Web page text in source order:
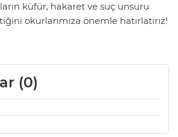
küfür, hakaret ve suç unsuru
okurlarımıza önemle hatırlatırız!
(0)